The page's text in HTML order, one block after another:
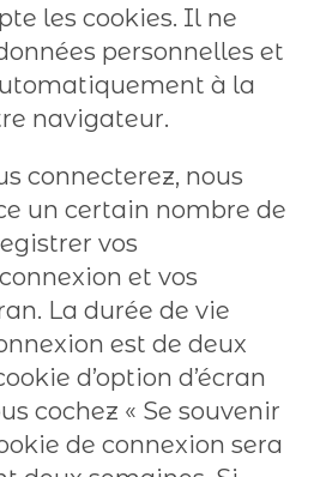
les cookies. Il ne
personnelles et
à la
navigateur.
connecterez, nous
un certain nombre de
vos
et vos
La durée de vie
est de deux
d’option d’écran
cochez « Se souvenir
de connexion sera